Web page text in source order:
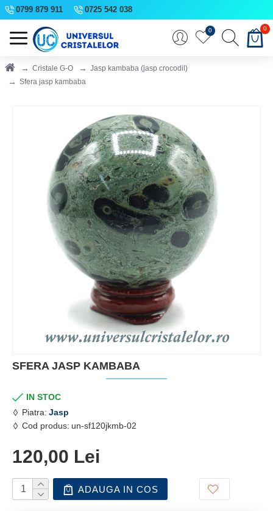
0799 879 911 0725 542 038
0 0
Cristale G-O
Jasp kambaba (jasp crocodil)
Sfera jasp kambaba
SFERA JASP KAMBABA
IN STOC
Piatra: Jasp
Cod produs: un-sf120jkmb-02
120,00 Lei
ADAUGA IN COS